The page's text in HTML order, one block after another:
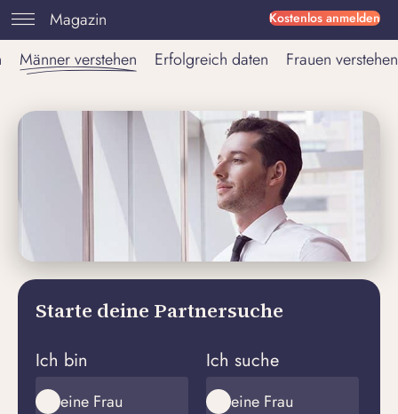
Kostenlos anmelden
Magazin
Männer verstehen Erfolgreich daten Frauen verstehen
Starte deine Partnersuche
Ich bin
eine Frau
Ich suche
eine Frau